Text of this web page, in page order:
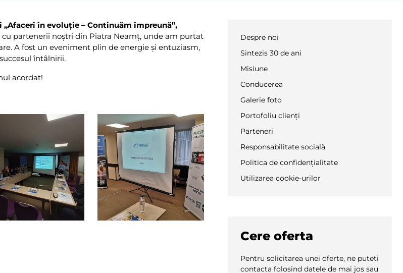
în evoluție – Continuăm împreună”,
partenerii noștri din Piatra Neamț, unde am purtat
A fost un eveniment plin de energie și entuziasm,
întâlnirii.
acordat!
Despre noi
Sintezis 30 de ani
Misiune
Conducerea
Galerie foto
Portofoliu clienți
Parteneri
Responsabilitate socială
Politica de confidențialitate
Utilizarea cookie-urilor
Cere oferta
Pentru solicitarea unei oferte, ne puteti
contacta folosind datele de mai jos sau